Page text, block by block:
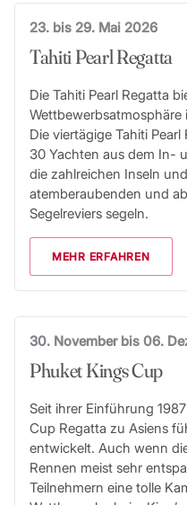
23. bis 29. Mai 2026
Tahiti Pearl Regatta
Die Tahiti Pearl Regatta
Wettbewerbsatmosphäre
Die viertägige Tahiti
30 Yachten aus dem In-
die zahlreichen Inseln
atemberaubenden und
Segelreviers segeln.
MEHR ERFAHREN
30. November bis 06.
Phuket Kings Cup
Seit ihrer Einführung
Cup Regatta zu Asiens
entwickelt. Auch wenn
Rennen meist sehr
Teilnehmern eine tolle